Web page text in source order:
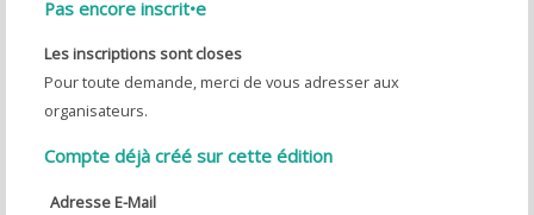
Pas encore inscrit•e
Les inscriptions sont closes
Pour toute demande, merci de vous adresser aux
organisateurs.
Compte déjà créé sur cette édition
Adresse E-Mail